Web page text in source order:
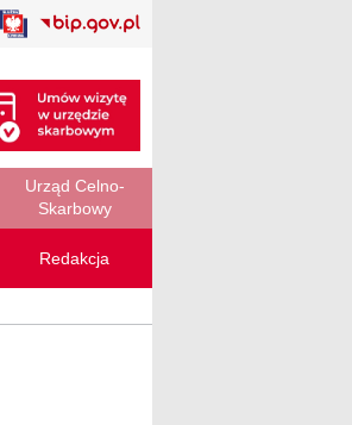
Urząd Celno-
Skarbowy
Redakcja